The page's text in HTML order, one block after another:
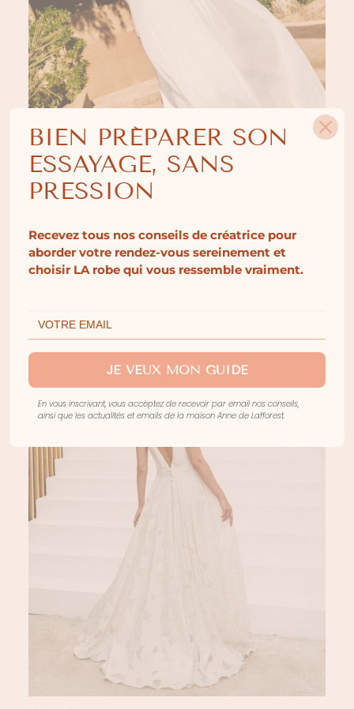
BORELLI
BIEN PRÉPARER SON
ESSAYAGE, SANS
PRESSION
Recevez tous nos conseils de créatrice pour
aborder votre rendez-vous sereinement et
choisir LA robe qui vous ressemble vraiment.
JE VEUX MON GUIDE
En vous inscrivant, vous acceptez de recevoir par email nos conseils,
ainsi que les actualités et emails de la maison Anne de Lafforest.